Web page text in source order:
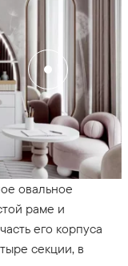
овальное
раме и
его корпуса
секции, в